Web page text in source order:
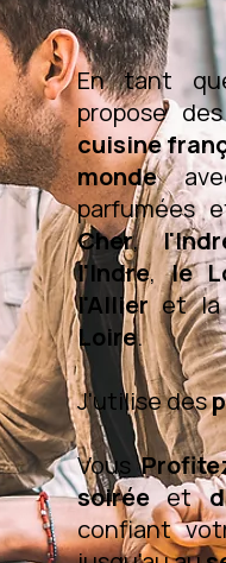
En tant
propose
cuisine
monde
parfumées
Cher,
l'Indre,le
l'Allieret
Loire.
J'utilise des
Vous
soiréeet
confiant